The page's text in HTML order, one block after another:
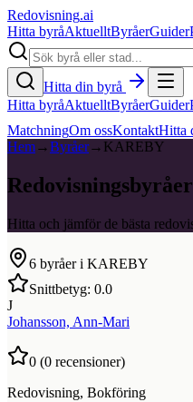
Redovisning.ai
Hitta byråAktuelltByråerGuider
Hitta din byrå
Hitta byråAktuelltByråerGuider
MatchningOm ossKontaktHitta
Hem→Byråer→ KAREBY
Hitta och jämför de bästa
6 byråer i KAREBY
Snittbetyg: 0.0
J
Johansson, Ann-Mari
0 (0 recensioner)
Redovisning, Bokföring